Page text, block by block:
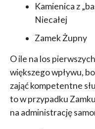
Kamienica z
Niecałej
Zamek Żupny
O ile na los
większego wpływu,
zająć kompetentne
to w przypadku
na administrację